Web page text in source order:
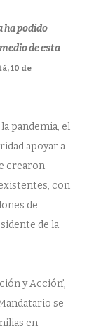
ha podido
de esta
10 de
pandemia, el
apoyar a
crearon
con
de
de la
y Acción’,
se
en